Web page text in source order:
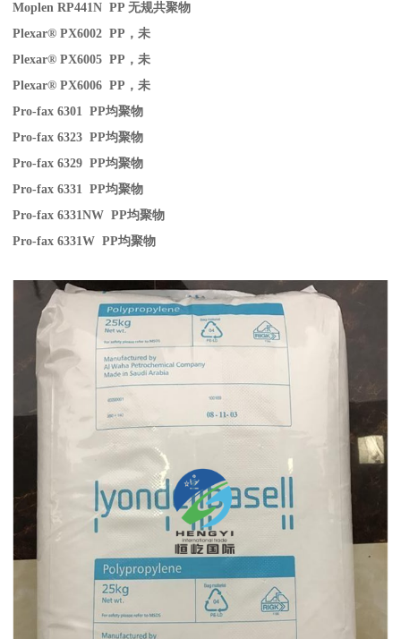
Moplen RP441N PP无规共聚物
Plexar® PX6002 PP ，未
Plexar® PX6005 PP ，未
Plexar® PX6006 PP ，未
Pro-fax 6301 PP均聚物
Pro-fax 6323 PP均聚物
Pro-fax 6329 PP均聚物
Pro-fax 6331 PP均聚物
Pro-fax 6331NW PP均聚物
Pro-fax 6331W PP均聚物